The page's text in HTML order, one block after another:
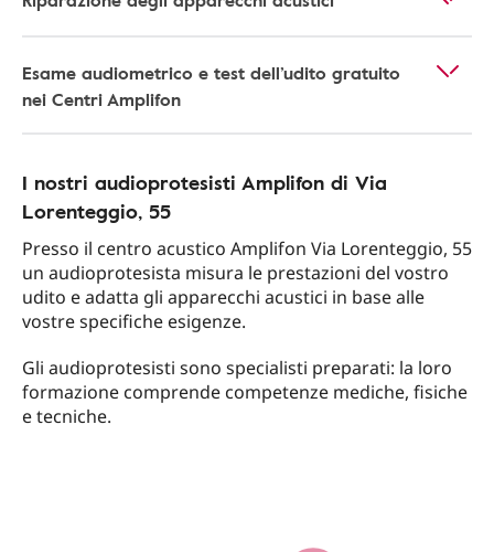
Esame audiometrico e test dell’udito gratuito
nei Centri Amplifon
I nostri audioprotesisti Amplifon di Via
Lorenteggio, 55
Presso il centro acustico Amplifon Via Lorenteggio, 55
un audioprotesista misura le prestazioni del vostro
udito e adatta gli apparecchi acustici in base alle
vostre specifiche esigenze.
Gli audioprotesisti sono specialisti preparati: la loro
formazione comprende competenze mediche, fisiche
e tecniche.